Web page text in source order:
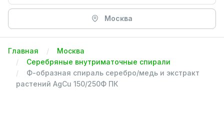
Москва
Главная
Москва
Серебряные внутриматочные спирали
Ф-образная спираль серебро/медь и экстракт
растений AgCu 150/250Ф ПК